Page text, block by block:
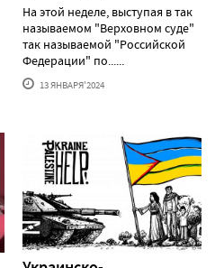
На этой неделе, выступая в так
называемом "Верховном суде"
так называемой "Российской
Федерации" по......
13 ЯНВАРЯ'2024